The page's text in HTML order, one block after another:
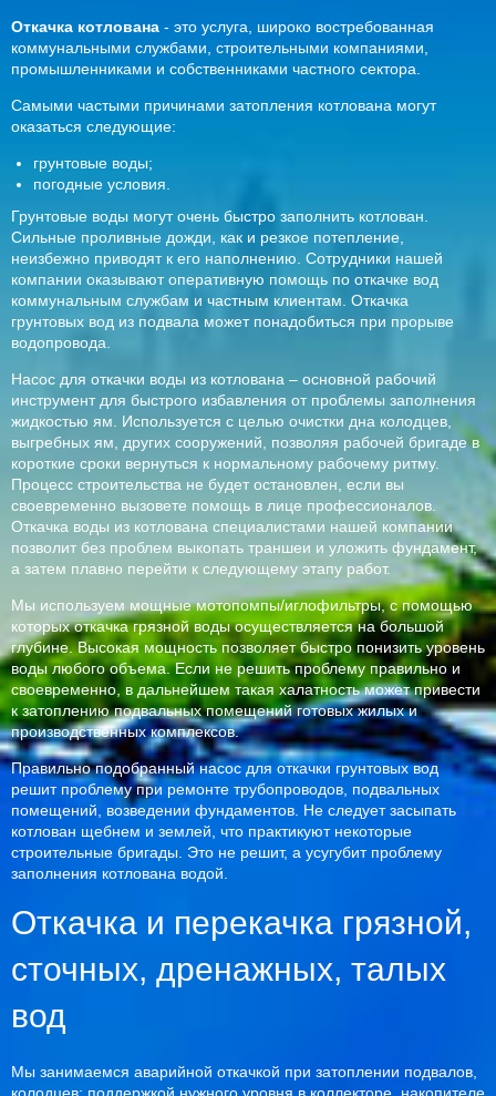
Откачка котлована ­- это услуга, широко востребованная
коммунальными службами, строительными компаниями,
промышленниками и собственниками частного сектора.
Самыми частыми причинами затопления котлована могут
оказаться следующие:
грунтовые воды;
погодные условия.
Грунтовые воды могут очень быстро заполнить котлован.
Сильные проливные дожди, как и резкое потепление,
неизбежно приводят к его наполнению. Сотрудники нашей
компании оказывают оперативную помощь по откачке вод
коммунальным службам и частным клиентам. Откачка
грунтовых вод из подвала может понадобиться при прорыве
водопровода.
Насос для откачки воды из котлована – основной рабочий
инструмент для быстрого избавления от проблемы заполнения
жидкостью ям. Используется с целью очистки дна колодцев,
выгребных ям, других сооружений, позволяя рабочей бригаде в
короткие сроки вернуться к нормальному рабочему ритму.
Процесс строительства не будет остановлен, если вы
своевременно вызовете помощь в лице профессионалов.
Откачка воды из котлована специалистами нашей компании
позволит без проблем выкопать траншеи и уложить фундамент,
а затем плавно перейти к следующему этапу работ.
Мы используем мощные мотопомпы/иглофильтры, с помощью
которых откачка грязной воды осуществляется на большой
глубине. Высокая мощность позволяет быстро понизить уровень
воды любого объема. Если не решить проблему правильно и
своевременно, в дальнейшем такая халатность может привести
к затоплению подвальных помещений готовых жилых и
производственных комплексов.
Правильно подобранный насос для откачки грунтовых вод
решит проблему при ремонте трубопроводов, подвальных
помещений, возведении фундаментов. Не следует засыпать
котлован щебнем и землей, что практикуют некоторые
строительные бригады. Это не решит, а усугубит проблему
заполнения котлована водой.
Откачка и перекачка грязной,
сточных, дренажных, талых
вод
Мы занимаемся аварийной откачкой при затоплении подвалов,
колодцев; поддержкой нужного уровня в коллекторе, накопителе